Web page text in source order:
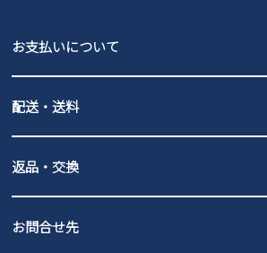
お支払いについて
PayPay（オンライン決済）、代金引換のご利
配送・送料
北海道・本州・四国・九州…550円
3,980円（税込）以上お買い上げで送料無料
全国一律…220円（税込）
発送日・送料詳細についてはご利用ガイドを
ご利用ください。
返品・交換
の片道無料サービスを実施中！
お問合せ先